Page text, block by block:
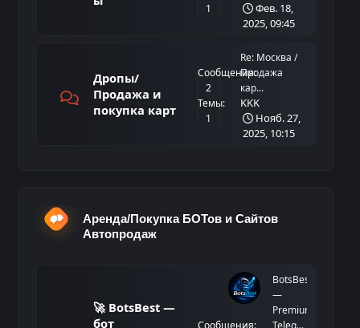
1
Фев. 18,
2025, 09:45
Дропы/
Продажа и
покупка карт
Сообщения:
2
Темы:
1
Re: Москва /
Продажа
кар...
KKK
Нояб. 27,
2025, 10:15
Аренда/Покупка БОТов и Сайтов
Автопродаж
🚀 BotsBest —
бот
BotsBest
—
Premium